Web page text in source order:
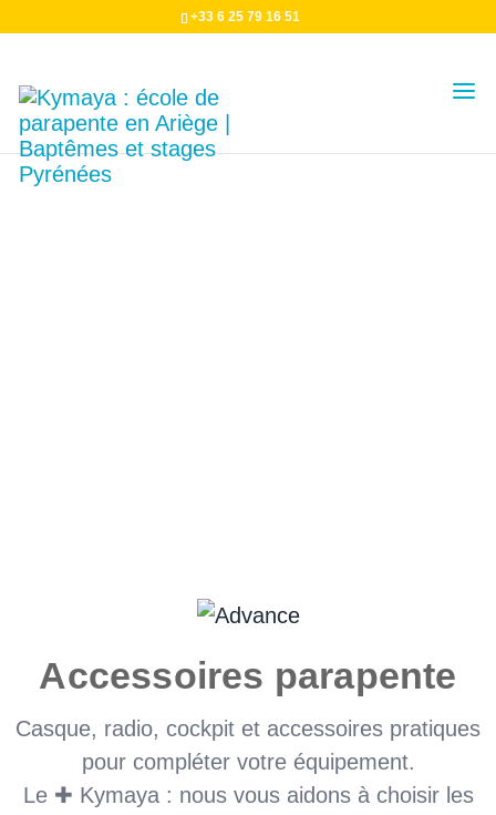
+33 6 25 79 16 51
Accessoires parapente
Casque, radio, cockpit et accessoires pratiques
pour compléter votre équipement.
Le ✚ Kymaya : nous vous aidons à choisir les